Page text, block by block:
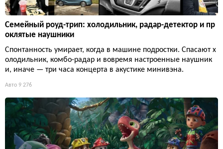
Семейный роуд-трип: холодильник, радар-детектор и пр
оклятые наушники
Спонтанность умирает, когда в машине подростки. Спасают х
олодильник, комбо-радар и вовремя настроенные наушник
и, иначе — три часа концерта в акустике минивэна.
Авто 9 276